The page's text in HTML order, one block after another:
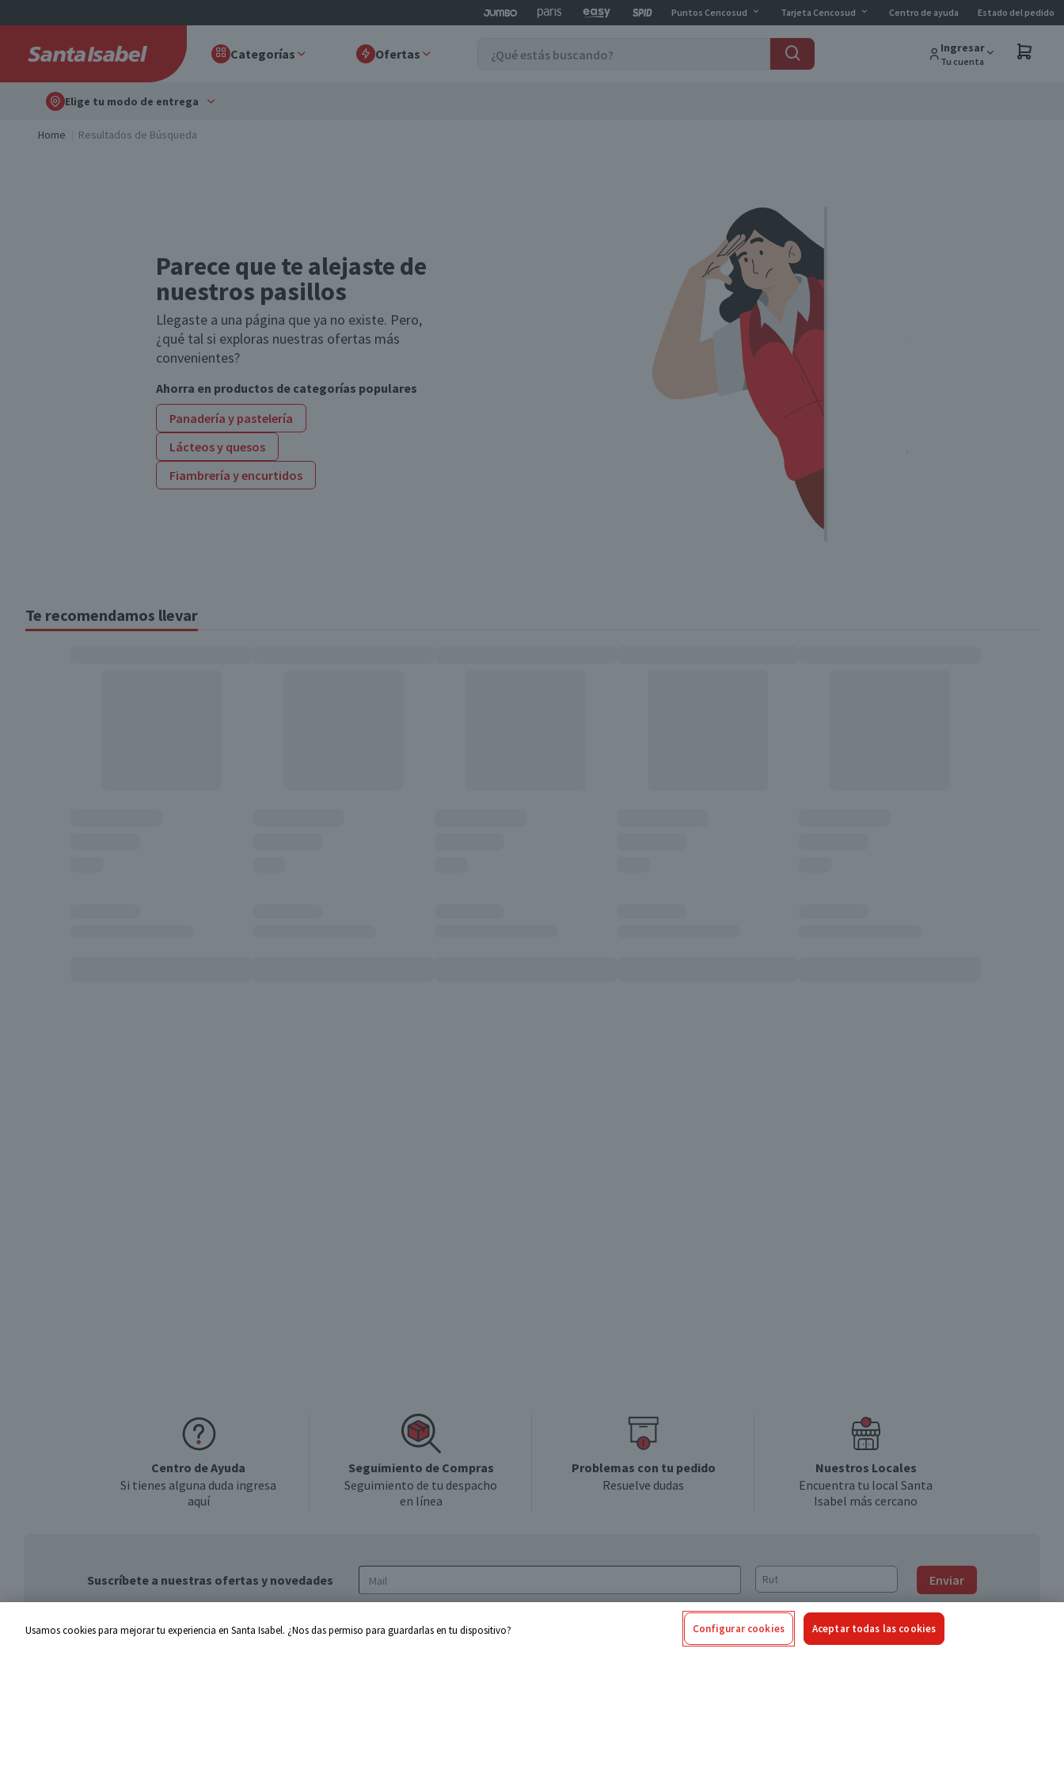
Puntos Cencosud Tarjeta Cencosud Centro de ayuda Estado del pedido
Categorías Ofertas Ingresar
Tu cuenta
Elige tu modo de entrega
Home Resultados de Búsqueda
Parece que te alejaste de
nuestros pasillos
Llegaste a una página que ya no existe. Pero,
¿qué tal si exploras nuestras ofertas más
convenientes?
Ahorra en productos de categorías populares
Panadería y pastelería
Lácteos y quesos
Fiambrería y encurtidos
Te recomendamos llevar
Centro de Ayuda
Si tienes alguna duda ingresa
aquí
Seguimiento de Compras
Seguimiento de tu despacho
en línea
Problemas con tu pedido
Resuelve dudas
Nuestros Locales
Encuentra tu local Santa
Isabel más cercano
Suscríbete a nuestras ofertas y novedades Enviar
de privacidad y de tratamiento de datos
Usamos cookies para mejorar tu experiencia en Santa Isabel. ¿Nos das permiso para guardarlas en tu dispositivo? Configurar cookies Aceptar todas las cookies